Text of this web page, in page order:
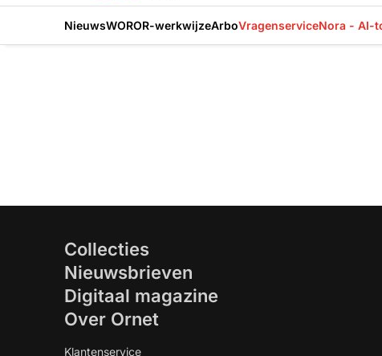
NieuwsWOROR-werkwijzeArboVragenserviceNora - AI-
Collecties
Nieuwsbrieven
Digitaal magazine
Over Ornet
Klantenservice